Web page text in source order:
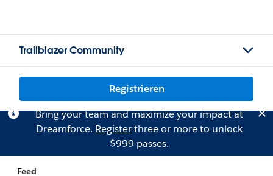
Trailblazer Community
Registrieren
Bring your team and maximize your impact at
Dreamforce. Registerthree or more to unlock
$999 passes.
Feed